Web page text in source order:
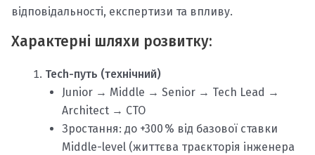
відповідальності, експертизи та впливу.
Характерні шляхи розвитку:
Tech-путь (технічний)
Junior → Middle → Senior → Tech Lead →
Architect → CTO
Зростання: до +300 % від базової ставки
Middle-level (життєва траєкторія інженера